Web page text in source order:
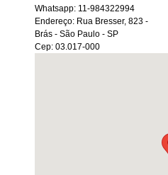
Whatsapp: 11-984322994
Endereço: Rua Bresser, 823 -
Brás - São Paulo - SP
Cep: 03.017-000